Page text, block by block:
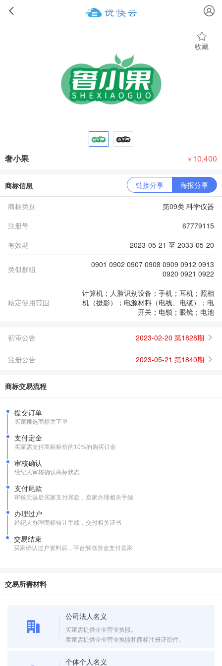
收藏
奢小果 ￥ 10,400
商标信息 链接分享 海报分享
商标类别
第09类 科学仪器
注册号
67779115
有效期
2023-05-21 至 2033-05-20
类似群组
0901 0902 0907 0908 0909 0912 0913
0920 0921 0922
核定使用范围
计算机；人脸识别设备；手机；耳机；照相
机（摄影）；电源材料（电线、电缆）；电
开关；电锁；眼镜；电池
初审公告 2023-02-20 第1828期
注册公告 2023-05-21 第1840期
商标交易流程
提交订单
买家挑选商标并下单
支付定金
买家需支付商标标价的10%的购买订金
审核确认
经纪人审核确认商标状态
支付尾款
审核无误后买家支付尾款，卖家办理相关手续
办理过户
经纪人办理商标转让手续，交付相关证书
交易结束
买家确认过户资料后，平台解冻资金支付卖家
交易所需材料
公司法人名义
买家需提供企业营业执照。
卖家需提供企业营业执照和商标注册证原件。
个体个人名义